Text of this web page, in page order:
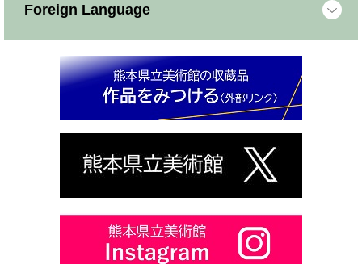
Foreign Language